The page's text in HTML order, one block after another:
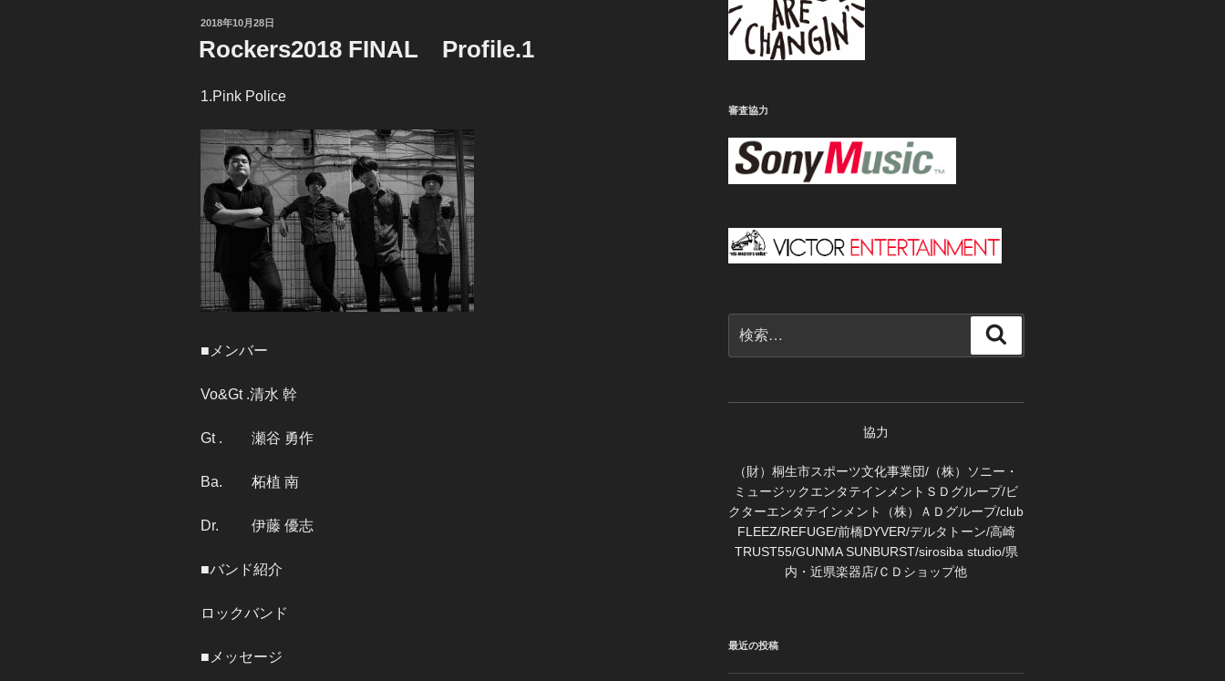
投
日:
2018年10月28日
Rockers2018 FINAL Profile.1
1.Pink Police
■メンバー
Vo&Gt .清水 幹
Gt . 瀬谷 勇作
Ba. 柘植 南
Dr. 伊藤 優志
■バンド紹介
ロックバンド
■メッセージ
審査協力
索:
索
協力
（財）桐生市スポーツ文化事業団/（株）ソニー・
ミュージックエンタテインメントＳＤグループ/ビ
クターエンタテインメント（株）ＡＤグループ/club
FLEEZ/REFUGE/前橋DYVER/デルタトーン/高崎
TRUST55/GUNMA SUNBURST/sirosiba studio/県
内・近県楽器店/ＣＤショップ他
最近の投稿